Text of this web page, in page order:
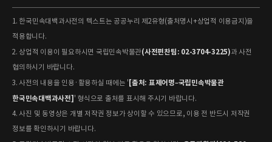
1. 한국민속대백과사전의 텍스트는 공공누리 제2유형(출처명시+상업적 이용금지)을
적용합니다.
2. 상업적 이용이 필요하시면 국립민속박물관(사전편찬팀: 02-3704-3225)과 사전
협의하시기 바랍니다.
3. 사전의 내용을 인용·활용하실 때에는 ' [출처: 표제어명–국립민속박물관
한국민속대백과사전] ' 형식으로 출처를 표시해 주시기 바랍니다.
4. 사진 및 동영상은 개별 저작권 정보가 상이할 수 있으므로, 이용 전 반드시 저작권
정보를 확인하시기 바랍니다.